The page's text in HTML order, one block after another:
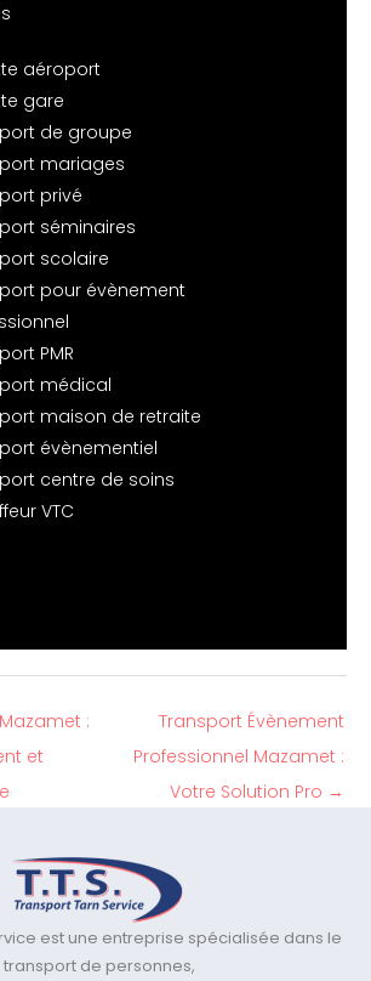
aéroport
gare
de groupe
mariages
privé
séminaires
scolaire
pour évènement
PMR
médical
maison de retraite
évènementiel
centre de soins
VTC
:
et
Transport Évènement
Professionnel Mazamet :
Votre Solution Pro →
est une entreprise spécialisée dans le
transport de personnes,